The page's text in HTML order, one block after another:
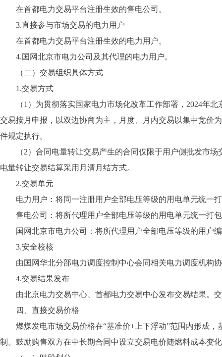
在首都电力交易平台注册生效的售电公司。
3.直接参与市场交易的电力用户
在首都电力交易平台注册生效的电力用户。
4.国网北京市电力公司及其代理的电力用户。
（二）交易组织具体方式
1.交易方式
（1）为贯彻落实国家电力市场化改革工作部署，2024年北
交易按月申报，以双边协商为主，月度、月内交易以集中竞价
件规定执行。
（2）合同电量转让交易产生的合同仅限于用户侧批发市场
电量转让交易结算采用月清月结方式。
2.交易单元
电力用户：将同一注册用户全部电压等级的用电单元统一
售电公司：将所代理用户全部电压等级的用电单元统一打
国网北京市电力公司：将所代理用户全部电压等级的用户
3.安全校核
由国网华北分部电力调度控制中心会同相关电力调度机构协
4.交易结果发布
由北京电力交易中心、首都电力交易中心发布交易结果。交
四、直接交易价格
燃煤发电市场交易价格在“基准价+上下浮动”范围内形成，
制。鼓励购售双方在中长期合同中设立交易电价随燃料成本变